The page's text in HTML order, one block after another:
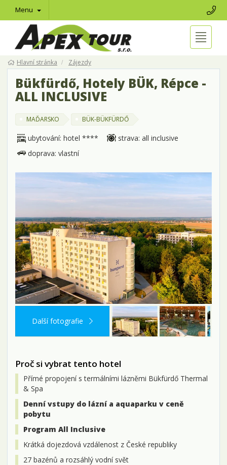
Menu
Hlavní stránka Zájezdy
Bükfürdő, Hotely BÜK, Répce -
ALL INCLUSIVE
MAĎARSKO BÜK-BÜKFÜRDŐ
ubytování: hotel ****
strava: all inclusive
doprava: vlastní
Další fotografie
Proč si vybrat tento hotel
Přímé propojení s termálními lázněmi Bükfürdő Thermal
& Spa
Denní vstupy do lázní a aquaparku v ceně
pobytu
Program All Inclusive
Krátká dojezdová vzdálenost z České republiky
27 bazénů a rozsáhlý vodní svět